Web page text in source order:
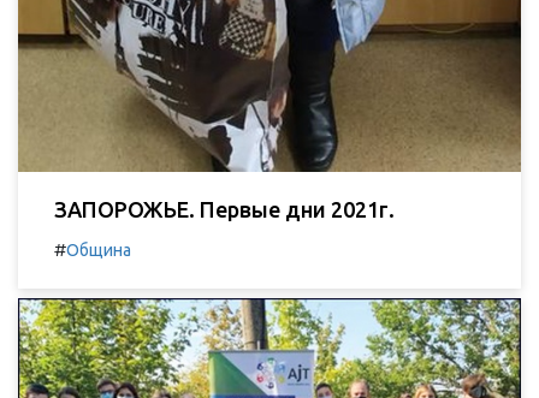
ЗАПОРОЖЬЕ. Первые дни 2021г.
#Община